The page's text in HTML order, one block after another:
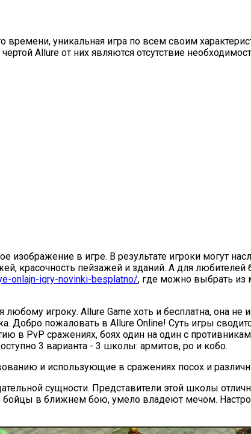
времени, уникальная игра по всем своим
Allure от них являются отсутствие
изображение в игре. В результате игроки могут
красочность пейзажей и зданий. А для любителей
onlajn-igry-novinki-besplatno/, где можно выбрать из
игроку. Allure Game хоть и бесплатна, она не
Добро пожаловать в Allure Online! Суть игры
в PvP сражениях, боях один на один с
3 варианта - 3 школы: армитов, ро и кобо.
и использующие в сражениях посох и
сущности. Представители этой школы
бойцы в ближнем бою, умело владеют мечом.